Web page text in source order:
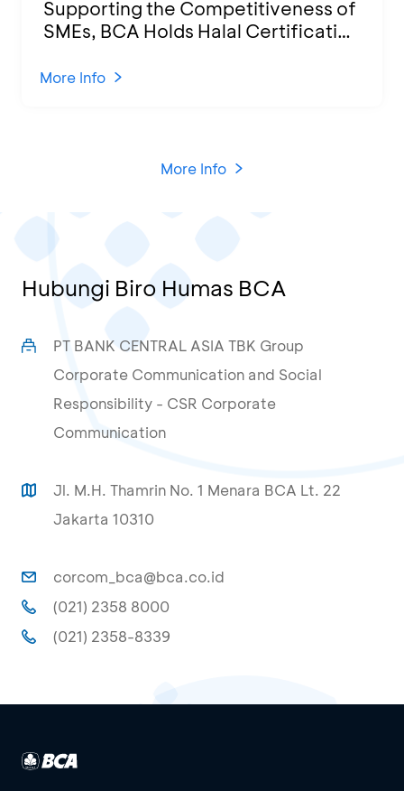
Supporting the Competitiveness of
SMEs, BCA Holds Halal Certification
KCU Tanjung Priok
More Info
More Info
Hubungi Biro Humas BCA
PT BANK CENTRAL ASIA TBK Group
Corporate Communication and Social
Responsibility - CSR Corporate
Communication
Jl. M.H. Thamrin No. 1 Menara BCA Lt. 22
Jakarta 10310
corcom_bca@bca.co.id
(021) 2358 8000
(021) 2358-8339